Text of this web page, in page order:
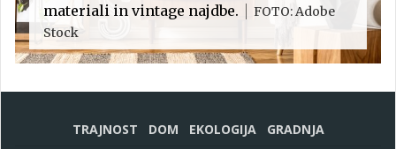
materiali in vintage najdbe.
FOTO: Adobe
Stock
TRAJNOST DOM EKOLOGIJA GRADNJA